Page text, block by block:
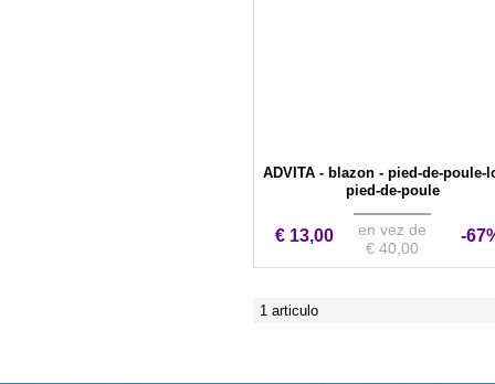
ADVITA - blazon - pied-de-poule-
pied-de-poule
€ 13,00
en vez de
€ 40,00
-
1 articulo